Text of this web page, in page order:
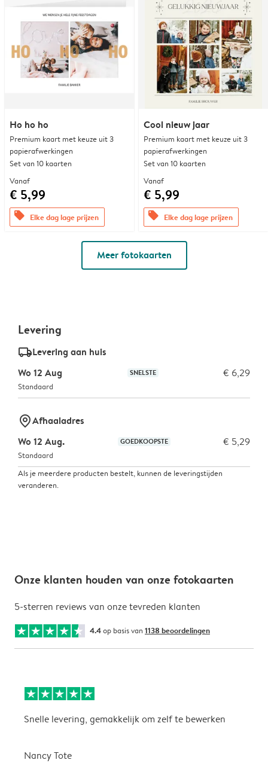
Ho ho ho
Premium kaart met keuze uit 3
papierafwerkingen
Set van 10 kaarten
Vanaf
€ 5,99
offers Elke dag lage prijzen
Cool nieuw jaar
Premium kaart met keuze uit 3
papierafwerkingen
Set van 10 kaarten
Vanaf
€ 5,99
offers Elke dag lage prijzen
Meer fotokaarten
Levering
delivery_standard_v2Levering aan huis
Wo 12 Aug
SNELSTE € 6,29
Standaard
marker-pinAfhaaladres
Wo 12 Aug.
GOEDKOOPSTE € 5,29
Standaard
Als je meerdere producten bestelt, kunnen de leveringstijden
veranderen.
Onze klanten houden van onze fotokaarten
5-sterren reviews van onze tevreden klanten
4.4op basis van 1138 beoordelingen
Snelle levering, gemakkelijk om zelf te bewerken
Nancy Tote